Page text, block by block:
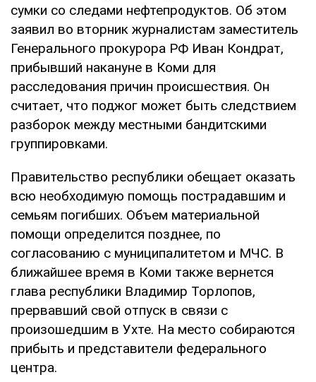
сумки со следами нефтепродуктов. Об этом
заявил во вторник журналистам заместитель
Генерального прокурора РФ Иван Кондрат,
прибывший накануне в Коми для
расследования причин происшествия. Он
считает, что поджог может быть следствием
разборок между местными бандитскими
группировками.
Правительство республики обещает оказать
всю необходимую помощь пострадавшим и
семьям погибших. Объем материальной
помощи определится позднее, по
согласованию с муниципалитетом и МЧС. В
ближайшее время в Коми также вернется
глава республики Владимир Торлопов,
прервавший свой отпуск в связи с
произошедшим в Ухте. На место собираются
прибыть и представители федерального
центра.